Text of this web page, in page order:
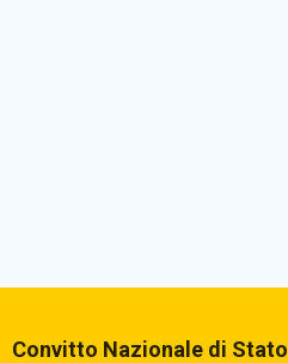
Convitto Nazionale di Stato